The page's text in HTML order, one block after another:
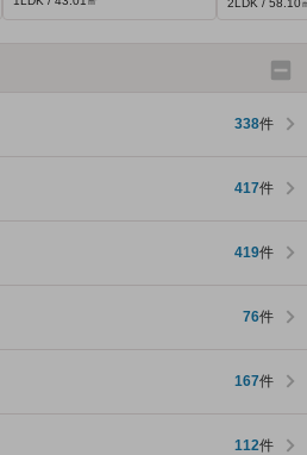
2LDK / 58.10
338件
417件
419件
76件
167件
112件